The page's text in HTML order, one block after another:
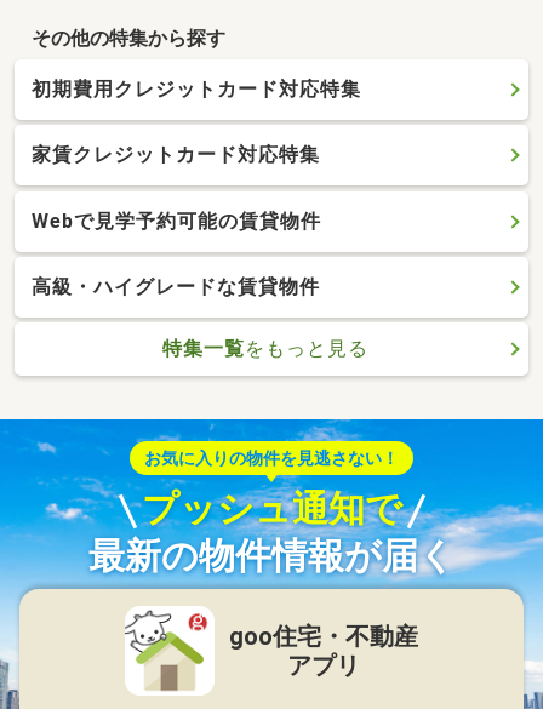
その他の特集から探す
初期費用クレジットカード対応特集
家賃クレジットカード対応特集
Webで見学予約可能の賃貸物件
高級・ハイグレードな賃貸物件
特集一覧をもっと見る
お気に入りの物件を見逃さない！
プッシュ通知で
最新の物件情報が届く
goo住宅・不動産
アプリ